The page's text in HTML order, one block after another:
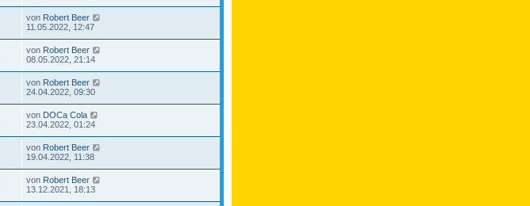
von Robert Beer
11.05.2022, 12:47
von Robert Beer
08.05.2022, 21:14
von Robert Beer
24.04.2022, 09:30
von DOCa Cola
23.04.2022, 01:24
von Robert Beer
19.04.2022, 11:38
von Robert Beer
13.12.2021, 18:13